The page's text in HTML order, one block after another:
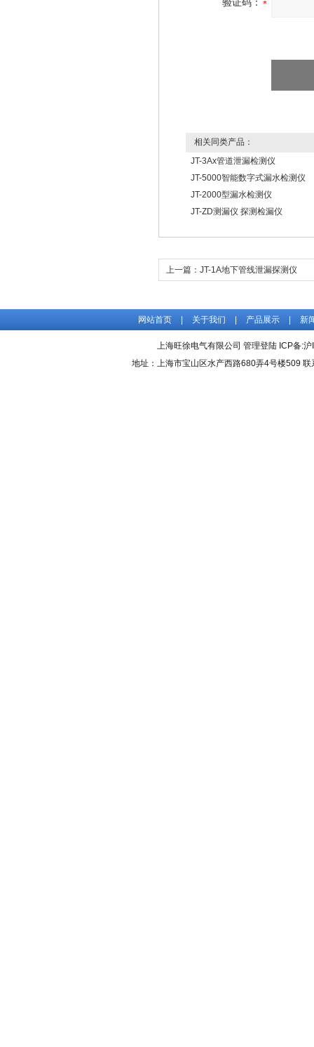
相关同类产品：
JT-3Ax管道泄漏检测仪
JT-5000智能数字式漏水检测仪
JT-2000型漏水检测仪
JT-ZD测漏仪 探测检漏仪
上一篇： JT-1A地下管线泄漏探测仪
网站首页 关于我们 产品展示 新
上海旺徐电气有限公司 管理登陆 ICP备:沪
地址：上海市宝山区水产西路680弄4号楼509